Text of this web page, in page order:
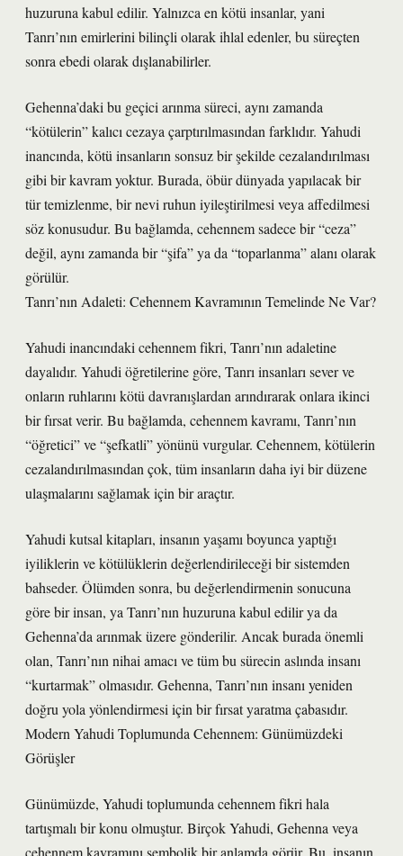
huzuruna kabul edilir. Yalnızca en kötü insanlar, yani
Tanrı’nın emirlerini bilinçli olarak ihlal edenler, bu süreçten
sonra ebedi olarak dışlanabilirler.
Gehenna’daki bu geçici arınma süreci, aynı zamanda
“kötülerin” kalıcı cezaya çarptırılmasından farklıdır. Yahudi
inancında, kötü insanların sonsuz bir şekilde cezalandırılması
gibi bir kavram yoktur. Burada, öbür dünyada yapılacak bir
tür temizlenme, bir nevi ruhun iyileştirilmesi veya affedilmesi
söz konusudur. Bu bağlamda, cehennem sadece bir “ceza”
değil, aynı zamanda bir “şifa” ya da “toparlanma” alanı olarak
görülür.
Tanrı’nın Adaleti: Cehennem Kavramının Temelinde Ne Var?
Yahudi inancındaki cehennem fikri, Tanrı’nın adaletine
dayalıdır. Yahudi öğretilerine göre, Tanrı insanları sever ve
onların ruhlarını kötü davranışlardan arındırarak onlara ikinci
bir fırsat verir. Bu bağlamda, cehennem kavramı, Tanrı’nın
“öğretici” ve “şefkatli” yönünü vurgular. Cehennem, kötülerin
cezalandırılmasından çok, tüm insanların daha iyi bir düzene
ulaşmalarını sağlamak için bir araçtır.
Yahudi kutsal kitapları, insanın yaşamı boyunca yaptığı
iyiliklerin ve kötülüklerin değerlendirileceği bir sistemden
bahseder. Ölümden sonra, bu değerlendirmenin sonucuna
göre bir insan, ya Tanrı’nın huzuruna kabul edilir ya da
Gehenna’da arınmak üzere gönderilir. Ancak burada önemli
olan, Tanrı’nın nihai amacı ve tüm bu sürecin aslında insanı
“kurtarmak” olmasıdır. Gehenna, Tanrı’nın insanı yeniden
doğru yola yönlendirmesi için bir fırsat yaratma çabasıdır.
Modern Yahudi Toplumunda Cehennem: Günümüzdeki
Görüşler
Günümüzde, Yahudi toplumunda cehennem fikri hala
tartışmalı bir konu olmuştur. Birçok Yahudi, Gehenna veya
cehennem kavramını sembolik bir anlamda görür. Bu, insanın